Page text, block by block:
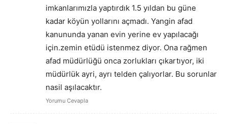
imkanlarımızla yaptırdık 1.5 yıldan bu güne
kadar köyün yollarını açmadı. Yangin afad
kanununda yanan evin yerine ev yapılacağı
için.zemin etüdü istenmez diyor. Ona rağmen
afad müdürlüğü onca zorlukları çıkartıyor, iki
müdürlük ayri, ayrı telden çalıyorlar. Bu sorunlar
nasil aşılacaktır.
Yorumu Cevapla